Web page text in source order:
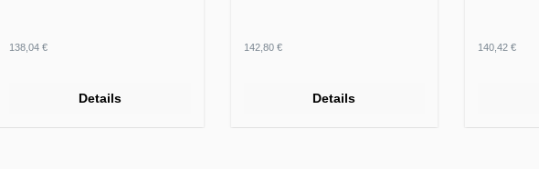
Regulärer Preis:
138,04 €
Details
Regulärer Preis:
142,80 €
Details
140,42 €